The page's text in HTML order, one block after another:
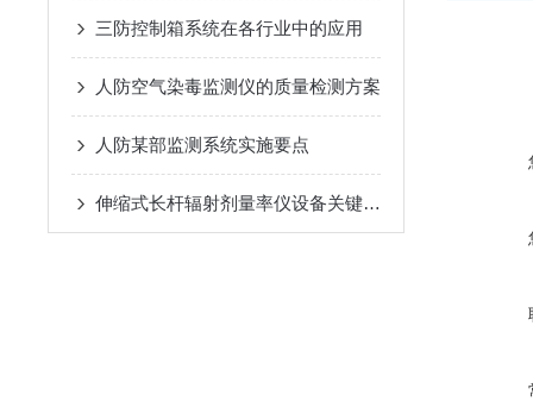
三防控制箱系统在各行业中的应用
人防空气染毒监测仪的质量检测方案
人防某部监测系统实施要点
伸缩式长杆辐射剂量率仪设备关键技术与应用